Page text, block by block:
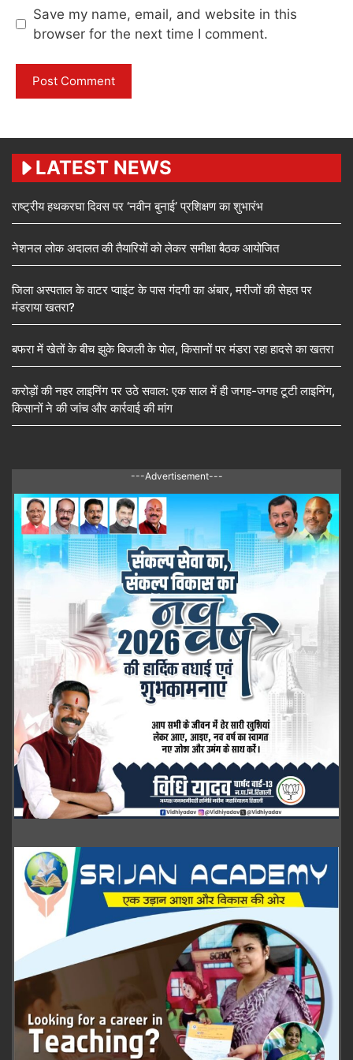
Save my name, email, and website in this
browser for the next time I comment.
LATEST NEWS
राष्ट्रीय हथकरघा दिवस पर ‘नवीन बुनाई’ प्रशिक्षण का शुभारंभ
नेशनल लोक अदालत की तैयारियों को लेकर समीक्षा बैठक आयोजित
जिला अस्पताल के वाटर प्वाइंट के पास गंदगी का अंबार, मरीजों की सेहत पर
मंडराया खतरा?
बफरा में खेतों के बीच झुके बिजली के पोल, किसानों पर मंडरा रहा हादसे का खतरा
करोड़ों की नहर लाइनिंग पर उठे सवाल: एक साल में ही जगह-जगह टूटी लाइनिंग,
किसानों ने की जांच और कार्रवाई की मांग
---Advertisement---